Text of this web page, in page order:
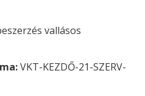
vallásos
VKT-KEZDŐ-21-SZERV-